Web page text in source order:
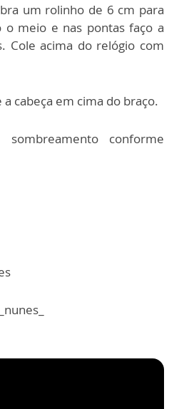
um rolinho de 6 cm para
o meio e nas pontas faço a
Cole acima do relógio com
a cabeça em cima do braço.
conforme